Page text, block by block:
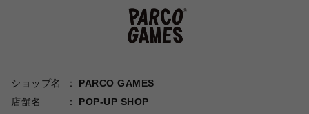
ショップ名
PARCO GAMES
店舗名
POP-UP SHOP